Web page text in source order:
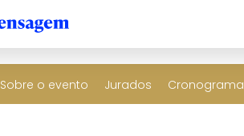
Sobre o evento Jurados